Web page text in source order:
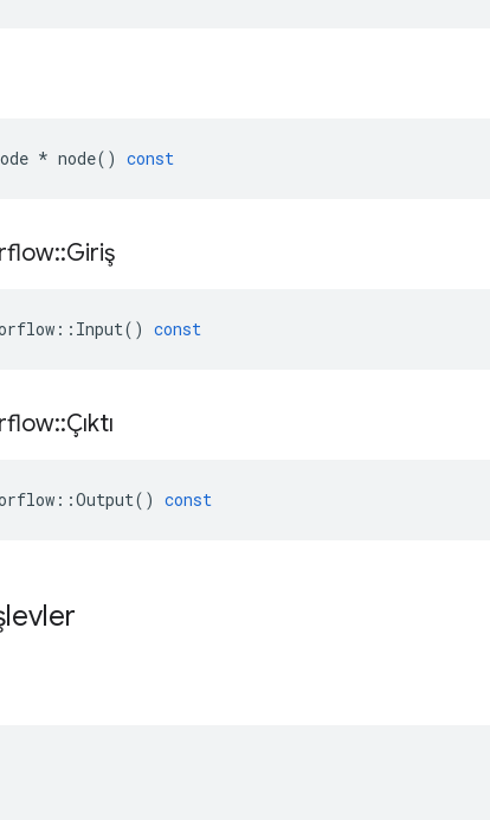
* node() const
::Giriş
:: Input() const
::Çıktı
::Output() const